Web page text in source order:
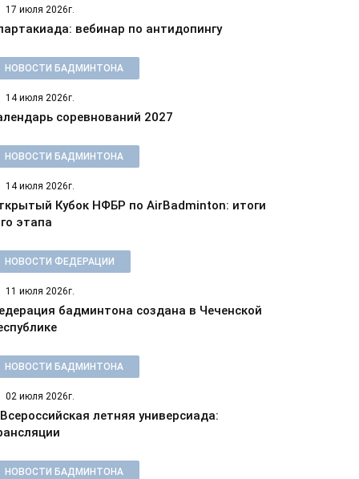
17 июля 2026г.
вебинар по антидопингу
НОВОСТИ БАДМИНТОНА
14 июля 2026г.
соревнований 2027
НОВОСТИ БАДМИНТОНА
14 июля 2026г.
Кубок НФБР по AirBadminton: итоги
этапа
НОВОСТИ ФЕДЕРАЦИИ
11 июля 2026г.
бадминтона создана в Чеченской
НОВОСТИ БАДМИНТОНА
02 июля 2026г.
летняя универсиада:
НОВОСТИ БАДМИНТОНА